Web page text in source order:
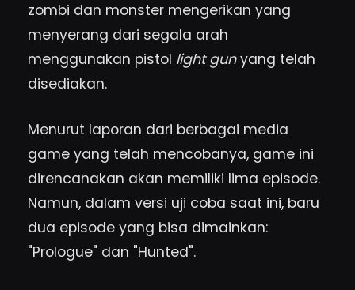
zombi dan monster mengerikan yang
menyerang dari segala arah
menggunakan pistol light gunyang telah
disediakan.
Menurut laporan dari berbagai media
game yang telah mencobanya, game ini
direncanakan akan memiliki lima episode.
Namun, dalam versi uji coba saat ini, baru
dua episode yang bisa dimainkan:
"Prologue" dan "Hunted".